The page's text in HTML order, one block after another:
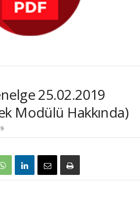
25.02.2019
Modülü Hakkında)